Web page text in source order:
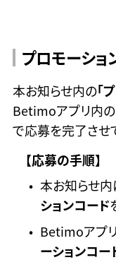
プロモーショ
本お知らせ内の「
Betimoアプリ内の
で応募を完了させ
【応募の手順】
本お知らせ
ションコード
Betimoアプリ
ーションコー